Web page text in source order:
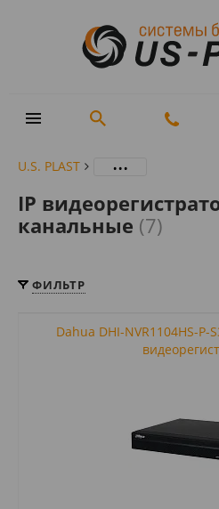
U.S. PLAST ...
IP
канальные (7)
ФИЛЬТР
Dahua DHI-NVR1104HS-P-